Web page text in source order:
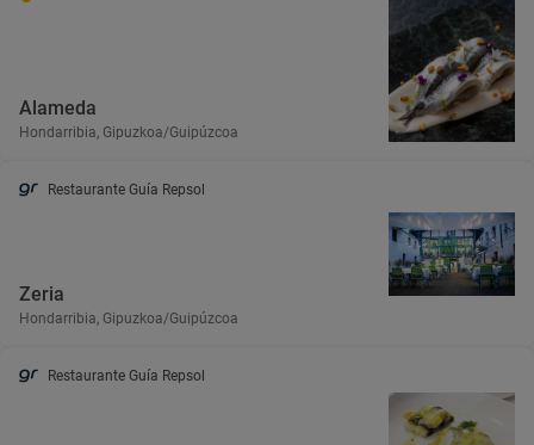
Alameda
Hondarribia, Gipuzkoa/Guipúzcoa
Restaurante Guía Repsol
Zeria
Hondarribia, Gipuzkoa/Guipúzcoa
Restaurante Guía Repsol